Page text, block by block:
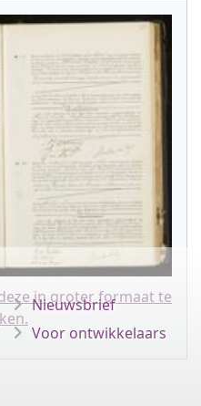
in groter formaat te
Nieuwsbrief
Voor ontwikkelaars